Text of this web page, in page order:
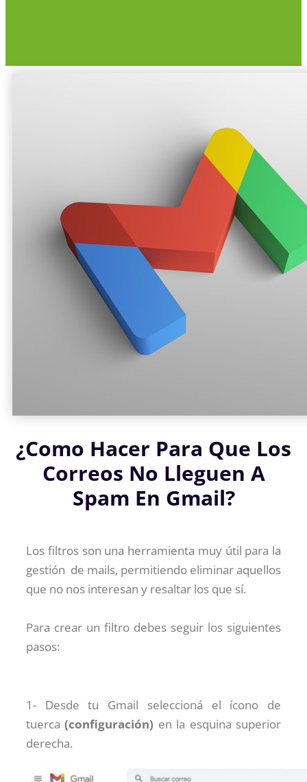
¿Como Hacer Para Que Los
Correos No Lleguen A
Spam En Gmail?
Los filtros son una herramienta muy útil para la
gestión de mails, permitiendo eliminar aquellos
que no nos interesan y resaltar los que sí.
Para crear un filtro debes seguir los siguientes
pasos:
1- Desde tu Gmail seleccioná el ícono de
tuerca(configuración) en la esquina superior
derecha.